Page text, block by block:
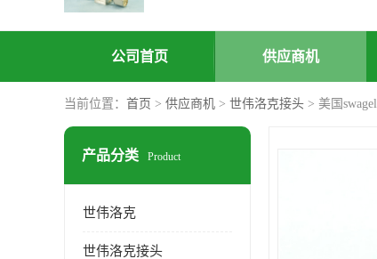
公司首页 供应商机
当前位置： 首页 > 供应商机 > 世伟洛克接头 > 美国
产品分类 Product
世伟洛克
世伟洛克接头